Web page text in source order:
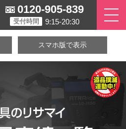
0120-905-839
受付時間 9:15-20:30
スマホ版で表示